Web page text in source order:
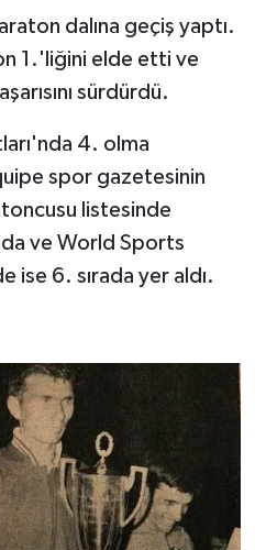
dalına geçiş yaptı.
1.'liğini elde etti ve
sürdürdü.
4. olma
spor gazetesinin
listesinde
ve World Sports
ise 6. sırada yer aldı.